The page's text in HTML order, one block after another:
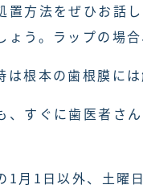
置方法をぜひお話
う。ラップの場
根本の歯根膜に
、すぐに歯医者さ
1月1日以外、土曜